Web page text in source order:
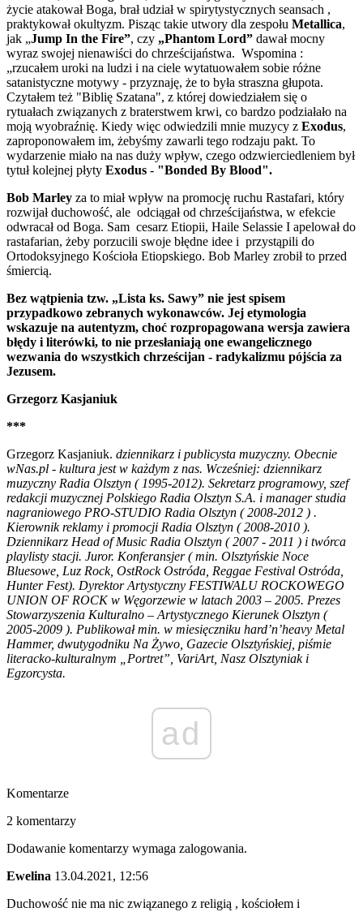
życie atakował Boga, brał udział w spirytystycznych seansach ,
praktykował okultyzm. Pisząc takie utwory dla zespołu Metallica,
jak „Jump In the Fire”, czy „Phantom Lord” dawał mocny
wyraz swojej nienawiści do chrześcijaństwa. Wspomina :
„rzucałem uroki na ludzi i na ciele wytatuowałem sobie różne
satanistyczne motywy - przyznaję, że to była straszna głupota.
Czytałem też "Biblię Szatana", z której dowiedziałem się o
rytuałach związanych z braterstwem krwi, co bardzo podziałało na
moją wyobraźnię. Kiedy więc odwiedzili mnie muzycy z Exodus,
zaproponowałem im, żebyśmy zawarli tego rodzaju pakt. To
wydarzenie miało na nas duży wpływ, czego odzwierciedleniem był
tytuł kolejnej płyty Exodus - "Bonded By Blood".
Bob Marley za to miał wpływ na promocję ruchu Rastafari, który
rozwijał duchowość, ale odciągał od chrześcijaństwa, w efekcie
odwracał od Boga. Sam cesarz Etiopii, Haile Selassie I apelował do
rastafarian, żeby porzucili swoje błędne idee i przystąpili do
Ortodoksyjnego Kościoła Etiopskiego. Bob Marley zrobił to przed
śmiercią.
Bez wątpienia tzw. „Lista ks. Sawy” nie jest spisem
przypadkowo zebranych wykonawców. Jej etymologia
wskazuje na autentyzm, choć rozpropagowana wersja zawiera
błędy i literówki, to nie przesłaniają one ewangelicznego
wezwania do wszystkich chrześcijan - radykalizmu pójścia za
Jezusem.
Grzegorz Kasjaniuk
***
Grzegorz Kasjaniuk. dziennikarz i publicysta muzyczny. Obecnie
wNas.pl - kultura jest w każdym z nas. Wcześniej: dziennikarz
muzyczny Radia Olsztyn ( 1995-2012). Sekretarz programowy, szef
redakcji muzycznej Polskiego Radia Olsztyn S.A. i manager studia
nagraniowego PRO-STUDIO Radia Olsztyn ( 2008-2012 ) .
Kierownik reklamy i promocji Radia Olsztyn ( 2008-2010 ).
Dziennikarz Head of Music Radia Olsztyn ( 2007 - 2011 ) i twórca
playlisty stacji. Juror. Konferansjer ( min. Olsztyńskie Noce
Bluesowe, Luz Rock, OstRock Ostróda, Reggae Festival Ostróda,
Hunter Fest). Dyrektor Artystyczny FESTIWALU ROCKOWEGO
UNION OF ROCK w Węgorzewie w latach 2003 – 2005. Prezes
Stowarzyszenia Kulturalno – Artystycznego Kierunek Olsztyn (
2005-2009 ). Publikował min. w miesięczniku hard’n’heavy Metal
Hammer, dwutygodniku Na Żywo, Gazecie Olsztyńskiej, piśmie
literacko-kulturalnym „Portret”, VariArt, Nasz Olsztyniak i
Egzorcysta.
ad
Komentarze
2 komentarzy
Dodawanie komentarzy wymaga zalogowania.
Ewelina 13.04.2021, 12:56
Duchowość nie ma nic związanego z religią , kościołem i